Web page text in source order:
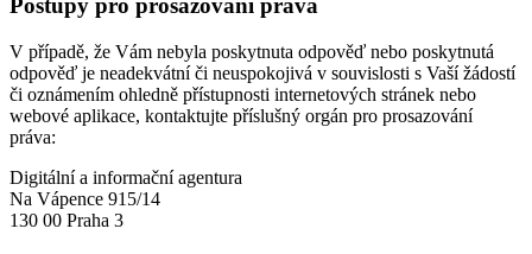
Postupy pro prosazování práva
V případě, že Vám nebyla poskytnuta odpověď nebo poskytnutá
odpověď je neadekvátní či neuspokojivá v souvislosti s Vaší žádostí
či oznámením ohledně přístupnosti internetových stránek nebo
webové aplikace, kontaktujte příslušný orgán pro prosazování
práva:
Digitální a informační agentura
Na Vápence 915/14
130 00 Praha 3